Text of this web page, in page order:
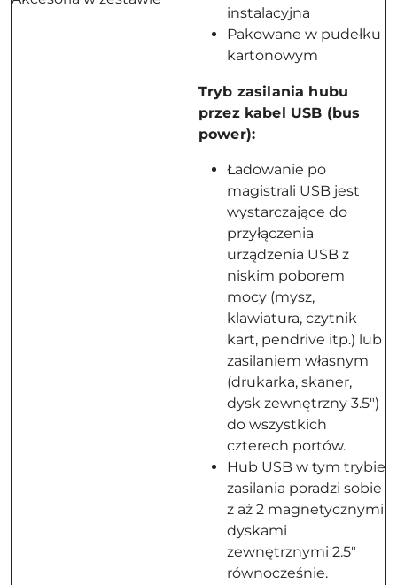
instalacyjna
Pakowane w pudełku
kartonowym
Tryb zasilania hubu
przez kabel USB (bus
power):
Ładowanie po
magistrali USB jest
wystarczające do
przyłączenia
urządzenia USB z
niskim poborem
mocy (mysz,
klawiatura, czytnik
kart, pendrive itp.) lub
zasilaniem własnym
(drukarka, skaner,
dysk zewnętrzny 3.5")
do wszystkich
czterech portów.
Hub USB w tym trybie
zasilania poradzi sobie
z aż 2 magnetycznymi
dyskami
zewnętrznymi 2.5"
równocześnie.